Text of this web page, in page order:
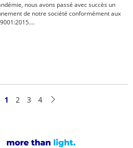
nous avons passé avec succès un
de notre société conformément aux
1 2 3 4